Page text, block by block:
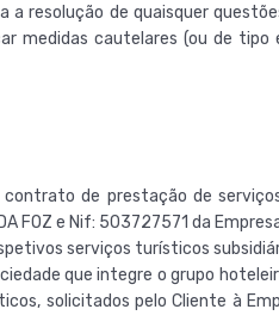
resolução de quaisquer
medidas cautelares (ou de
de prestação de
FOZ e Nif: 503727571 da
serviços turísticos
que integre o grupo
solicitados pelo Cliente à